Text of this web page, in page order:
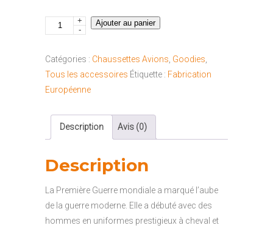
quantité
Chaussettes
SE5A
+
-
Ajouter au panier
Catégories : Chaussettes Avions Goodies
Tous les accessoires Étiquette : Fabrication
Européenne
Description Avis (0)
Description
La Première Guerre mondiale a marqué l’aube
de la guerre moderne. Elle a débuté avec des
hommes en uniformes prestigieux à cheval et